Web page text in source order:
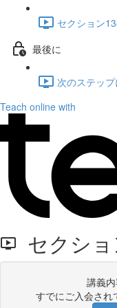
セクション
最後に
次のステッ
Teach online with
セクシ
講義
すでにご入会され